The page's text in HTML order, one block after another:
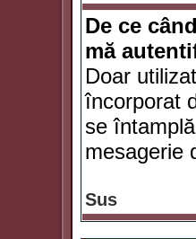
De ce
mă
Doar
încorporat
se
mesagerie
Sus